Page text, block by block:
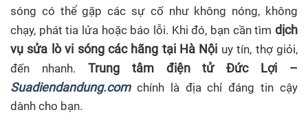
sóng có thể gặp các sự cố như không nóng, không
chạy, phát tia lửa hoặc báo lỗi. Khi đó, bạn cần tìm dịch
vụ sửa lò vi sóng các hãng tại Hà Nội uy tín, thợ giỏi,
đến nhanh. Trung tâm điện tử Đức Lợi –
Suadiendandung.comchính là địa chỉ đáng tin cậy
dành cho bạn.